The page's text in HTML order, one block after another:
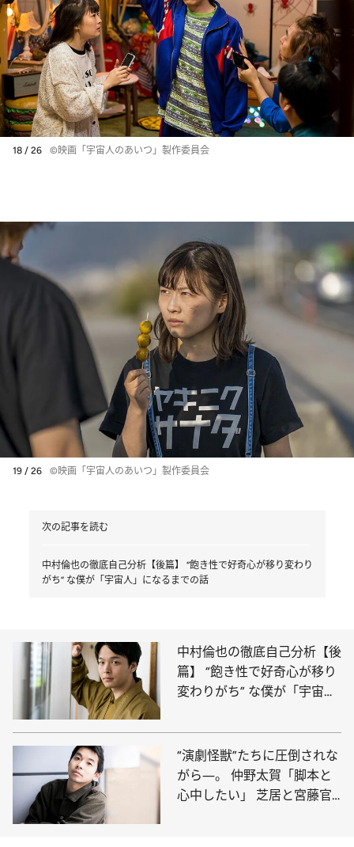
18 / 26 ©映画「宇宙人のあいつ」製作委員会
19 / 26 ©映画「宇宙人のあいつ」製作委員会
次の記事を読む
中村倫也の徹底自己分析【後篇】 “飽き性で好奇心が移り変わり
がち” な僕が「宇宙人」になるまでの話
中村倫也の徹底自己分析【後
篇】 “飽き性で好奇心が移り
変わりがち” な僕が「宇宙
“演劇怪獣”たちに圧倒されな
がら―。 仲野太賀「脚本と
心中したい」 芝居と宮藤官